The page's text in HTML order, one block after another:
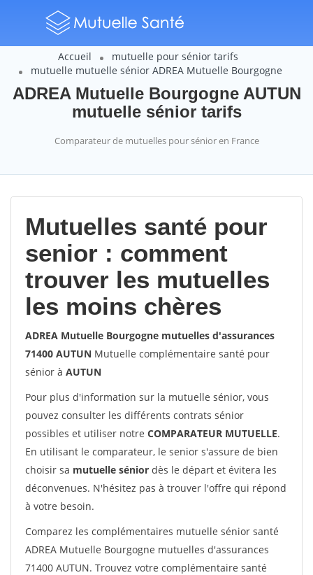
Accueil
mutuelle pour sénior tarifs
mutuelle mutuelle sénior ADREA Mutuelle Bourgogne
ADREA Mutuelle Bourgogne AUTUN
mutuelle sénior tarifs
Comparateur de mutuelles pour sénior en France
Mutuelles santé pour
senior : comment
trouver les mutuelles
les moins chères
ADREA Mutuelle Bourgogne mutuelles d'assurances
71400 AUTUN Mutuelle complémentaire santé pour
sénior à AUTUN
Pour plus d'information sur la mutuelle sénior, vous
pouvez consulter les différents contrats sénior
possibles et utiliser notre COMPARATEUR MUTUELLE.
En utilisant le comparateur, le senior s'assure de bien
choisir sa mutuelle sénior dès le départ et évitera les
déconvenues. N'hésitez pas à trouver l'offre qui répond
à votre besoin.
Comparez les complémentaires mutuelle sénior santé
ADREA Mutuelle Bourgogne mutuelles d'assurances
71400 AUTUN. Trouvez votre complémentaire santé